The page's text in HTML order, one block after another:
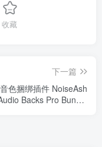
收藏
下一篇
色捆绑插件 NoiseAsh
Backs Pro Bundle